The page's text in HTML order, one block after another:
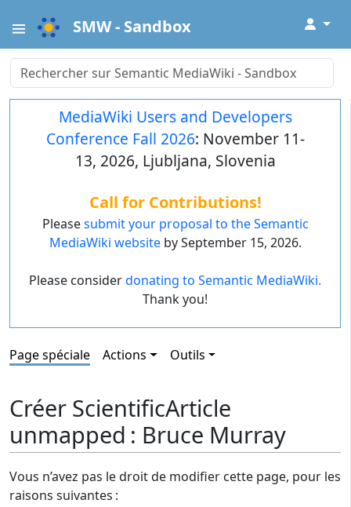
SMW - Sandbox ↓
MediaWiki Users and Developers
Conference Fall 2026: November 11-
13, 2026, Ljubljana, Slovenia
Call for Contributions!
Pleasesubmit your proposal to the Semantic
MediaWiki websiteby September 15, 2026.
Please considerdonating to Semantic MediaWiki.
Thank you!
Page spéciale Actions Outils
Créer ScientificArticle
unmapped : Bruce Murray
Vous n’avez pas le droit de modifier cette page, pour les
raisons suivantes :